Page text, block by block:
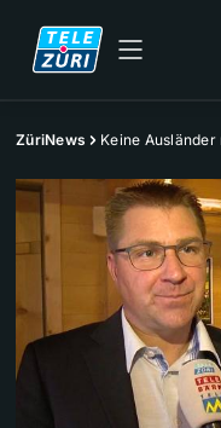
ZüriNews Keine